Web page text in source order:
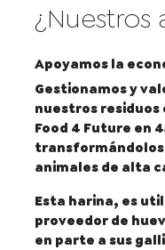
¿Nuestros
Apoyamos la
Gestionamos y
nuestros residuos
Food 4 Future en
transformándolos
animales de alta
Esta harina, es
proveedor de
en parte a sus